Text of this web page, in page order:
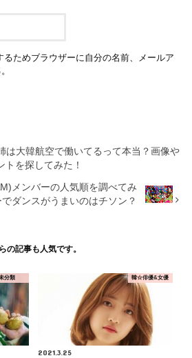
るためブラウザーに自分の名前、メールア
は大韓航空で働いてるって本当？画像や
トを探してみた！
メンバーの人気順を調べてみ
ダンスがうまいのはチソン？
の記事も人気です。
分類 韓☆俳優&女優
2021.3.25